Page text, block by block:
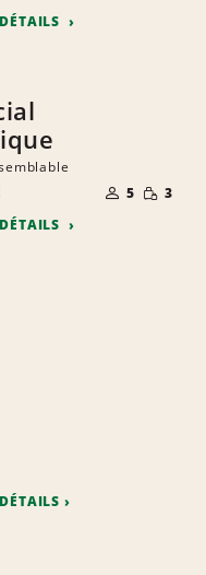
NOMBRE DE
PERSONNES
5 RÉDUITE
3